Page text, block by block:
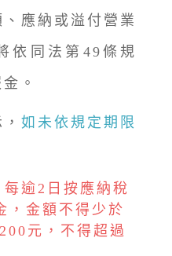
應納或溢付營業
依同法第49條規
。
如未依規定期限
逾2日按應納稅
，金額不得少於
元，不得超過